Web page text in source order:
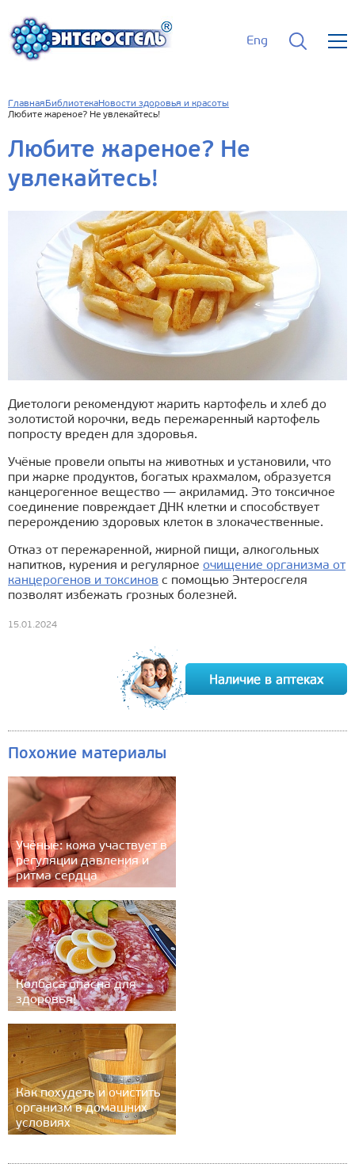
Eng
Главная БиблиотекаНовости здоровья и красоты
Любите жареное? Не увлекайтесь!
Любите жареное? Не
увлекайтесь!
Диетологи рекомендуют жарить картофель и хлеб до
золотистой корочки, ведь пережаренный картофель
попросту вреден для здоровья.
Учёные провели опыты на животных и установили, что
при жарке продуктов, богатых крахмалом, образуется
канцерогенное вещество — акриламид. Это токсичное
соединение повреждает ДНК клетки и способствует
перерождению здоровых клеток в злокачественные.
Отказ от пережаренной, жирной пищи, алкогольных
напитков, курения и регулярное очищение организма от
канцерогенов и токсинов с помощью Энтеросгеля
позволят избежать грозных болезней.
15.01.2024
Похожие материалы
Учёные: кожа участвует в
регуляции давления и
ритма сердца
Колбаса опасна для
здоровья!
Как похудеть и очистить
организм в домашних
условиях